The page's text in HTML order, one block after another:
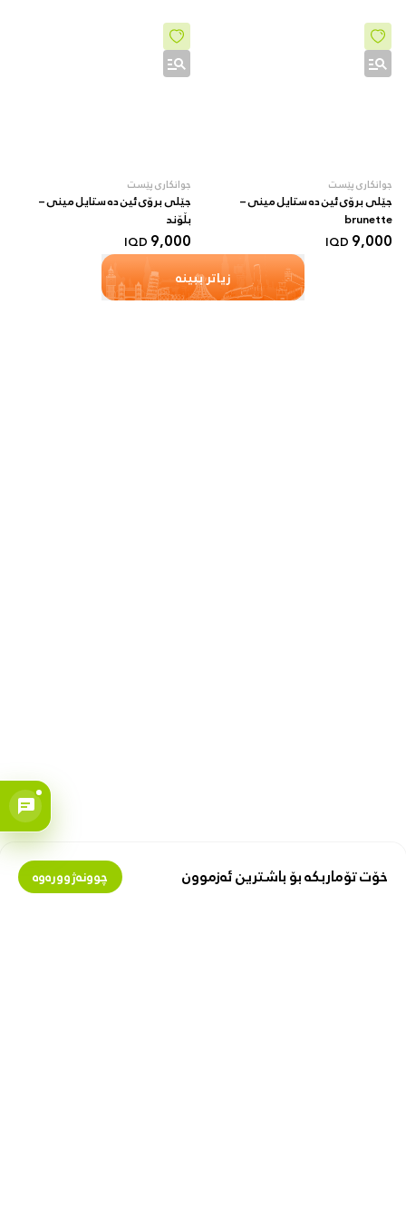
جوانکاری پێست
جێلی برۆی ئین دە ستایل مینی –
brunette
9,000
IQD
جوانکاری پێست
جێلی برۆی ئین دە ستایل مینی –
بڵۆند
9,000
IQD
زیاتر ببینە
خۆت تۆماربکە بۆ باشترین ئەزموون چوونەژوورەوە